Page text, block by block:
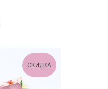
СКИДКА